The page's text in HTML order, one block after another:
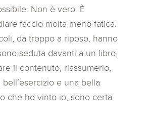
Non è vero. È
faccio molta meno fatica.
da troppo a riposo, hanno
seduta davanti a un libro,
il contenuto, riassumerlo,
e una bella
che ho vinto io, sono certa